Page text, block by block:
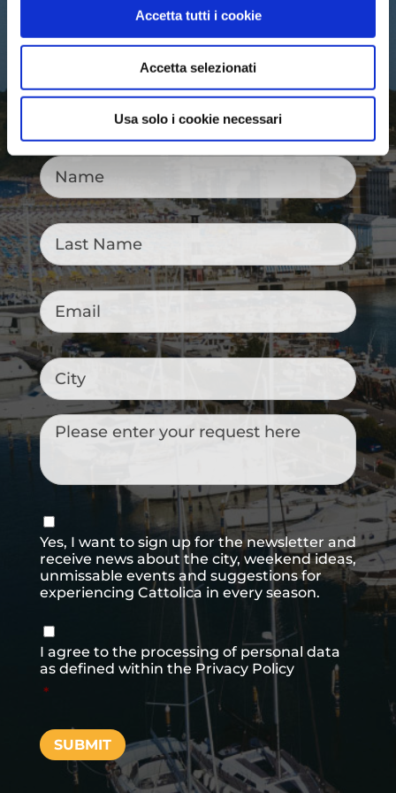
Accetta tutti i cookie
Accetta selezionati
Usa solo i cookie necessari
iat@cattolica.net
Privacy Policy–Cookie Policy
Name *
Last
Name *
Email *
City
Messaggio
Consenso
newsletter
Yes, I want to sign up for the newsletter and
receive news about the city, weekend ideas,
unmissable events and suggestions for
experiencing Cattolica in every season.
Consenso
I agree to the processing of personal data
as defined within the Privacy Policy
*
SUBMIT